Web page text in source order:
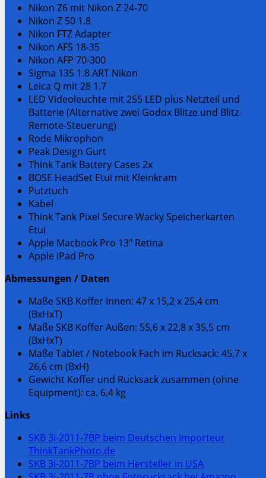
Nikon Z6 mit Nikon Z 24-70
Nikon Z 50 1.8
Nikon FTZ Adapter
Nikon AFS 18-35
Nikon AFP 70-300
Sigma 135 1.8 ART Nikon
Leica Q mit 28 1.7
LED Videoleuchte mit 255 LED plus Netzteil und
Batterie (Alternative zwei Godox Blitze und Blitz-
Remote-Steuerung)
Rode Mikrophon
Peak Design Gurt
Think Tank Battery Cases 2x
BOSE HeadSet Etui mit Kleinkram
Putztuch
Kabel
Think Tank Pixel Secure Wacky Speicherkarten
Etui
Apple Macbook Pro 13″ Retina
Apple iPad Pro
Abmessungen / Daten
Maße SKB Koffer Innen: 47 x 15,2 x 25,4 cm
(BxHxT)
Maße SKB Koffer Außen: 55,6 x 22,8 x 35,5 cm
(BxHxT)
Maße Tablet / Notebook Fach im Rucksack: 45,7 x
26,6 cm (BxH)
Gewicht Koffer und Rucksack zusammen (ohne
Equipment): ca. 6,4 kg
Links
SKB 3i-2011-7BP beim Deutschen Importeur
ThinkTankPhoto.de
SKB 3i-2011-7BP beim Hersteller in USA